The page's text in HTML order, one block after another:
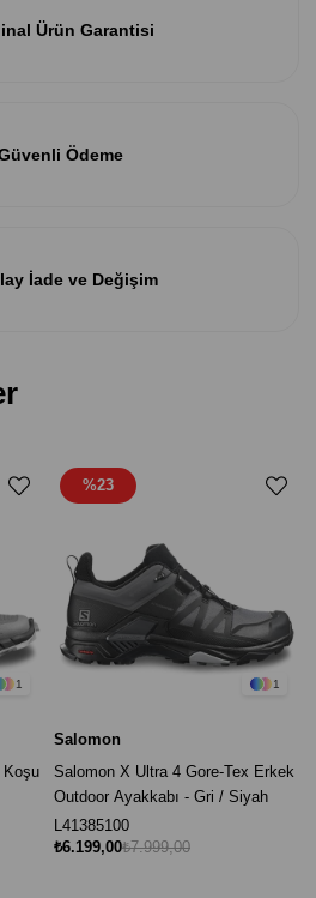
Ürün Garantisi
Ödeme
İade ve Değişim
1
Koşu
1
Salomon
Salomon X Ultra 4 Gore-Tex Erkek
Outdoor Ayakkabı - Gri / Siyah
L41385100
₺6.199,00₺7.999,00
%23